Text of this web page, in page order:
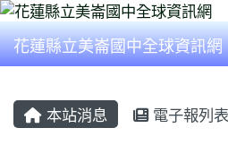
花蓮縣立美崙國中全球資訊網
本站消息 電子報列表